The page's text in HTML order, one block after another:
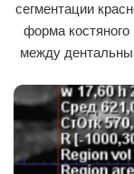
сегментации
форма
между